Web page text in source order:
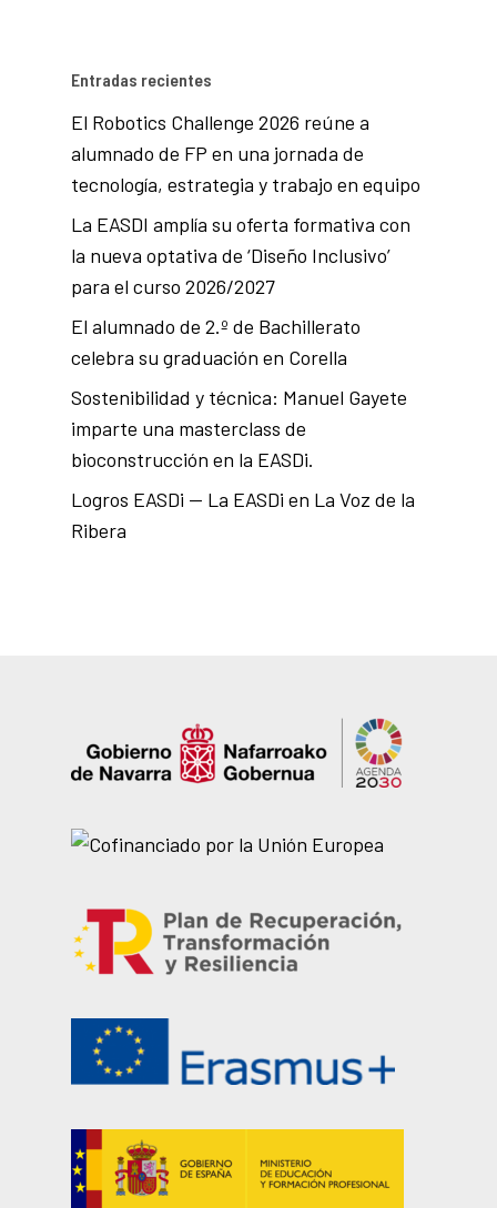
Entradas recientes
El Robotics Challenge 2026 reúne a
alumnado de FP en una jornada de
tecnología, estrategia y trabajo en equipo
La EASDI amplía su oferta formativa con
la nueva optativa de ‘Diseño Inclusivo’
para el curso 2026/2027
El alumnado de 2.º de Bachillerato
celebra su graduación en Corella
Sostenibilidad y técnica: Manuel Gayete
imparte una masterclass de
bioconstrucción en la EASDi.
Logros EASDi — La EASDi en La Voz de la
Ribera